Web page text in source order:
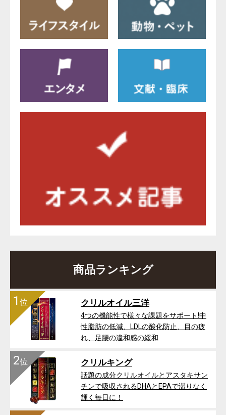
商品ランキング
1 位 クリルオイル三洋
4つの機能性で様々な課題をサポート!中
性脂肪の低減、LDLの酸化防止、目の疲
れ、足腰の違和感の緩和
2位 クリルキング
話題の成分クリルオイルとアスタキサン
チンで吸収されるDHAとEPAで滞りなく
輝く毎日に！